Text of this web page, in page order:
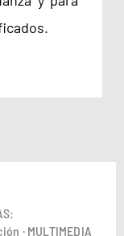
· MULTIMEDIA